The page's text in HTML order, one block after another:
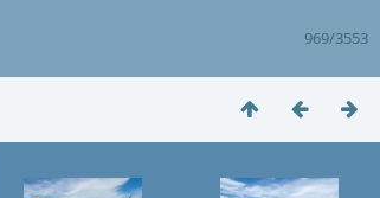
969/3553